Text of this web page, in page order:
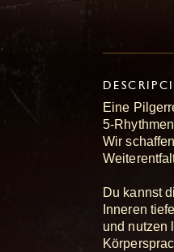
Eine
5-
Wir
Du kannst
Inneren
und nutzen